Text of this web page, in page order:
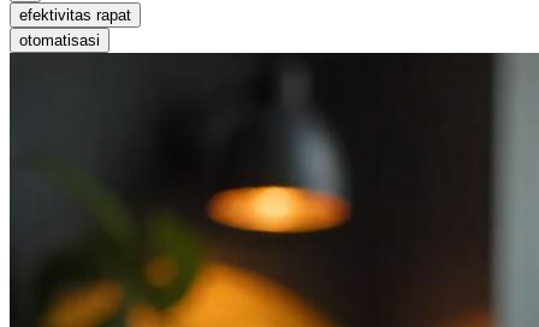
efektivitas rapat
otomatisasi